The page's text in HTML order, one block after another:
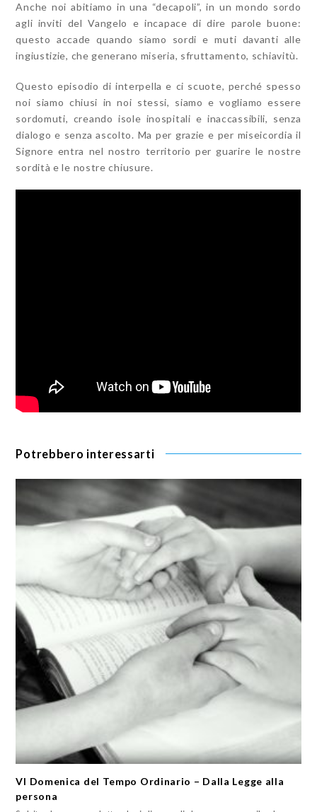
Anche noi abitiamo in una “decapoli”, in un mondo sordo
agli inviti del Vangelo e incapace di dire parole buone:
questo accade quando siamo sordi e muti davanti alle
ingiustizie, che generano miseria, sfruttamento, schiavitù.
Questo episodio di interpella e ci scuote, perché spesso
noi siamo chiusi in noi stessi, siamo e vogliamo essere
sordomuti, creando isole inospitali e inaccassibili, senza
dialogo e senza ascolto. Ma per grazie e per miseicordia il
Signore entra nel nostro territorio per guarire le nostre
sordità e le nostre chiusure.
Potrebbero interessarti
VI Domenica del Tempo Ordinario – Dalla Legge alla
persona